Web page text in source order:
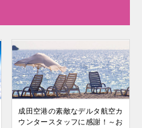
成田空港の素敵なデルタ航空カ
ウンタースタッフに感謝！～お